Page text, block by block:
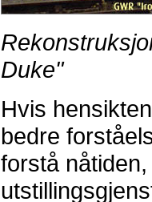
Duke"
Hvis
bedre
forstå